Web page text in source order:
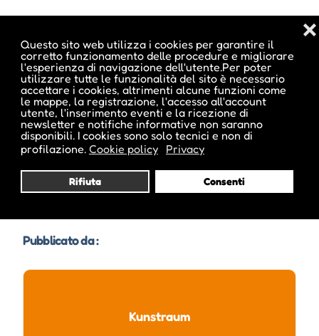
Questo sito web utilizza i cookies per garantire il
corretto funzionamento delle procedure e migliorare
l'esperienza di navigazione dell'utente.Per poter
utilizzare tutte le funzionalità del sito è necessario
accettare i cookies, altrimenti alcune funzioni come
le mappe, la registrazione, l'accesso all'account
utente, l'inserimento eventi e la ricezione di
newsletter e notifiche informative non saranno
disponibili. I cookies sono solo tecnici e non di
profilazione. Cookie policy Privacy
Rifiuta Consenti
❌
L'evento si tiene dal 15 Mar 2014 al 09 Mag 2014
Note sugli orari :
Pubblicato da :
Kunstraum